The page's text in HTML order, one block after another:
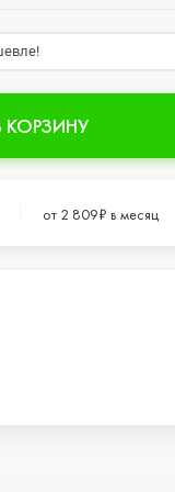
КОРЗИНУ
от 2 809₽ в месяц